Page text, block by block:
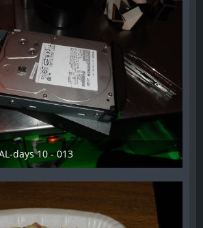
days 10 - 013
2012